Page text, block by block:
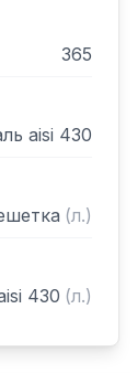
365
aisi 430
(л.)
430 (л.)